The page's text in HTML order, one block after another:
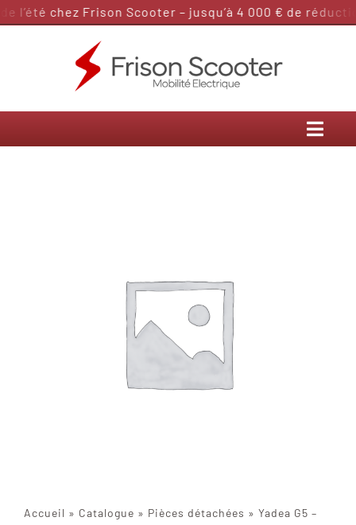
Passer
l’été chez Frison Scooter – jusqu’à 4 000 € de
Accueil » Catalogue » Pièces détachées » Yadea G5 –